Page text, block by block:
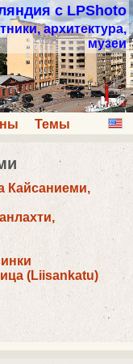
с LPShoto
архитектура,
музеи
Темы
Кайсаниеми,
(Liisankatu)